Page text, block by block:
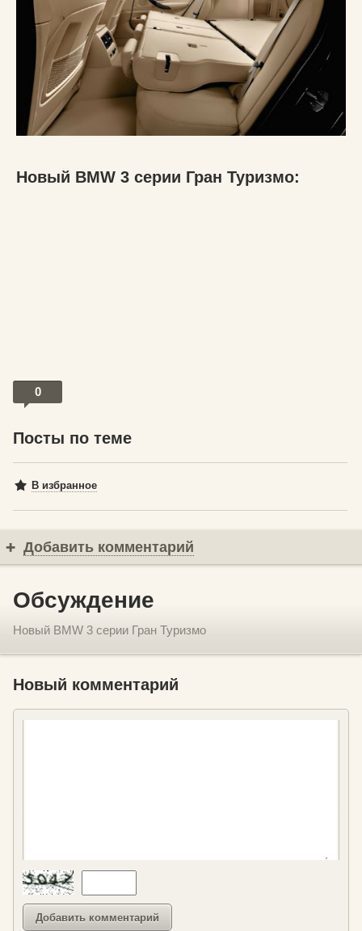
Новый BMW 3 cерии Гран Туризмо:
0
Посты по теме
В избранное
Добавить комментарий
Обсуждение
Новый BMW 3 cерии Гран Туризмо
Новый комментарий